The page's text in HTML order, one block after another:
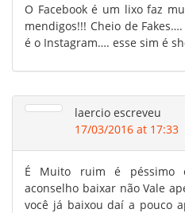
O Facebook é um lixo faz
mendigos!!! Cheio de
é o Instagram…. esse sim é
laercio escreveu
17/03/2016 at 17:33
É Muito ruim é péssimo
aconselho baixar não Vale
você já baixou daí a pouco